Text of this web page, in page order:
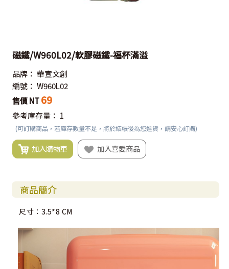
磁鐵/W960L02/軟膠磁鐵-福杯滿溢
品牌： 華宣文創
編號： W960L02
售價 NT 69
參考庫存量： 1
(可訂購商品，若庫存數量不足，將於結帳後為您進貨，請安心訂購)
加入購物車 加入喜愛商品
商品簡介
尺寸：3.5*8 CM